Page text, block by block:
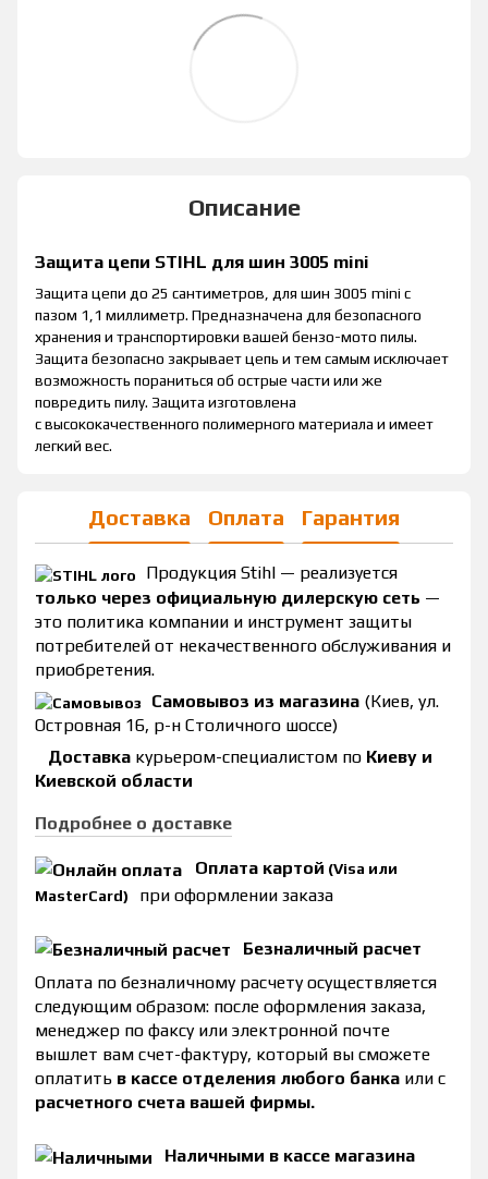
Описание
Защита цепи STIHL для шин 3005 mini
Защита цепи до 25 сантиметров, для шин 3005 mini с
пазом 1,1 миллиметр. Предназначена для безопасного
хранения и транспортировки вашей бензо-мото пилы.
Защита безопасно закрывает цепь и тем самым исключает
возможность пораниться об острые части или же
повредить пилу. Защита изготовлена
с высококачественного полимерного материала и имеет
легкий вес.
Доставка Оплата Гарантия
Продукция Stihl — реализуется
только через официальную дилерскую сеть —
это политика компании и инструмент защиты
потребителей от некачественного обслуживания и
приобретения.
Самовывоз из магазина (Киев, ул.
Островная 16, р-н Столичного шоссе)
Доставка курьером-специалистом по Киеву и
Киевской области
Подробнее о доставке
Оплата картой (Visa или
MasterCard)
при оформлении заказа
Безналичный расчет
Оплата по безналичному расчету осуществляется
следующим образом: после оформления заказа,
менеджер по факсу или электронной почте
вышлет вам счет-фактуру, который вы сможете
оплатить в кассе отделения любого банка или с
расчетного счета вашей фирмы.
Наличными в кассе магазина